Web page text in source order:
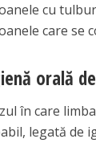
cu
care se
orală
în care
legată de